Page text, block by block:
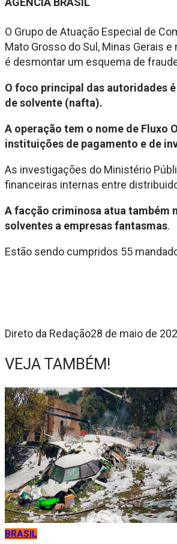
O Grupo de Atuação Especial de
Mato Grosso do Sul, Minas Gerais
é desmontar um esquema de
O foco principal das autoridades
de solvente (nafta).
A operação tem o nome de Fluxo
instituições de pagamento e de
As investigações do Ministério
financeiras internas entre
A facção criminosa atua também
solventes a empresas fantasmas.
Estão sendo cumpridos 55
Direto da Redação28 de maio de
VEJA TAMBÉM!
BRASIL